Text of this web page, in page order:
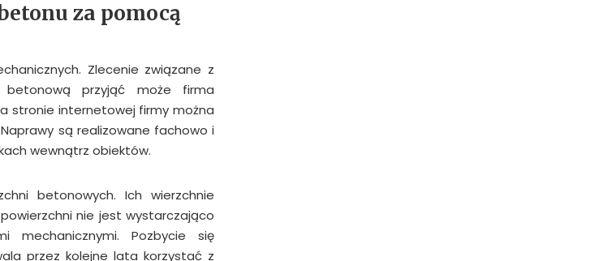
za pomocą
Zlecenie związane z
betonową przyjąć może firma
stronie internetowej firmy można
są realizowane fachowo i
wewnątrz obiektów.
betonowych. Ich wierzchnie
nie jest wystarczająco
mechanicznymi. Pozbycie się
przez kolejne lata korzystać z